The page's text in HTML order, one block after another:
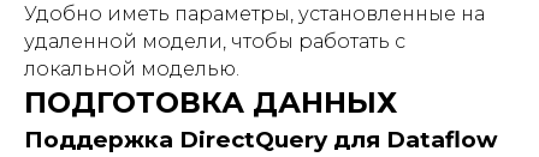
Удобно иметь параметры, установленные на
удаленной модели, чтобы работать с
локальной моделью.
ПОДГОТОВКА ДАННЫХ
Поддержка DirectQuery для Dataflow